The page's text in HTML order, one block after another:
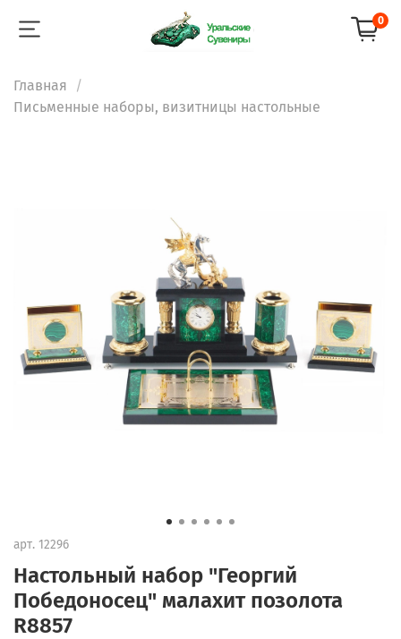
0
Главная
Письменные наборы, визитницы настольные
арт. 12296
Настольный набор "Георгий
Победоносец" малахит позолота
R8857